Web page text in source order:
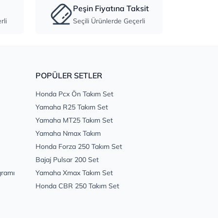
Peşin Fiyatına Taksit
Seçili Ürünlerde Geçerli
POPÜLER SETLER
Honda Pcx Ön Takım Set
Yamaha R25 Takım Set
Yamaha MT25 Takım Set
Yamaha Nmax Takım
Honda Forza 250 Takım Set
Bajaj Pulsar 200 Set
Yamaha Xmax Takım Set
Honda CBR 250 Takım Set